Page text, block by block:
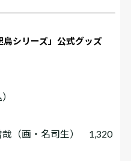
シリーズ」公式グッズ
（画・名司生） 1,320